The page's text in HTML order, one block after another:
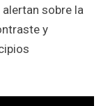
sobre la
y